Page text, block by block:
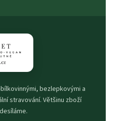
bezlepkovými a
stravování. Většinu zboží